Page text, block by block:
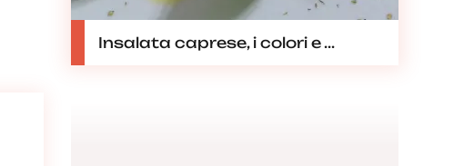
Insalata caprese, i colori e ...